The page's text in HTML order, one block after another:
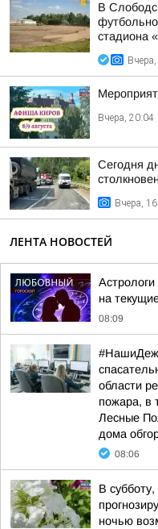
В
стадиона
Вчера, 20:04
Сегодня
Вчера,
ЛЕНТА НОВОСТЕЙ
на
08:09
области
пожара, в
Лесные
дома
08:06
В субботу,
ночью